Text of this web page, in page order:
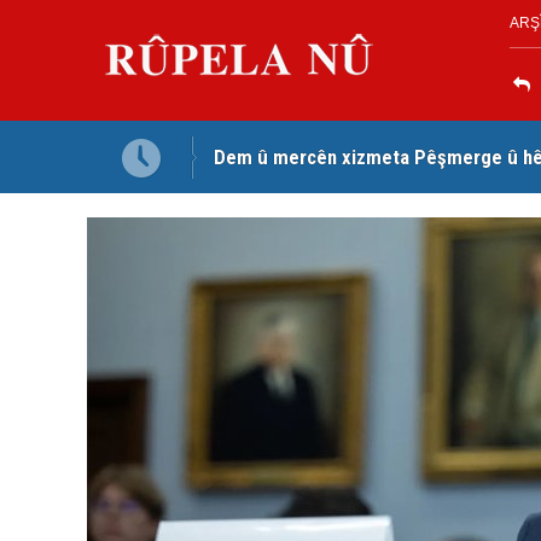
Dem û mercên xizmeta Pêşmerge û
Jina Kurd Şemsî Xusrevi, bi îdamê re